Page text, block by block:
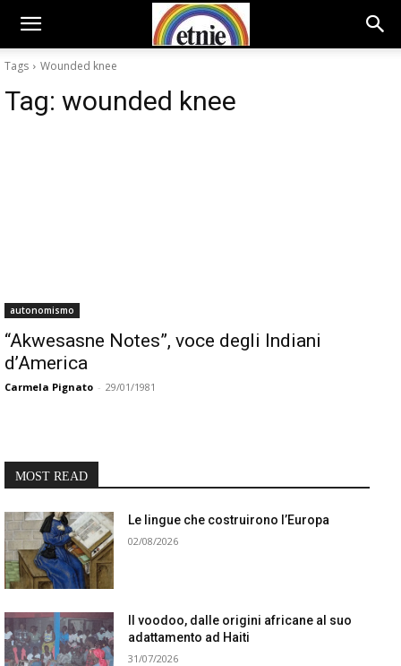
Tags Wounded knee
Tag: wounded knee
autonomismo
“Akwesasne Notes”, voce degli Indiani
d’America
Carmela Pignato - 29/01/1981
MOST READ
Le lingue che costruirono l’Europa
02/08/2026
Il voodoo, dalle origini africane al suo
adattamento ad Haiti
31/07/2026